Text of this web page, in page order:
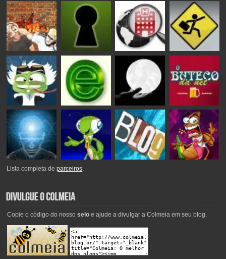
Lista completa deparceiros.
Copie o código do nosso seloe ajude a divulgar a Colmeia em seu blog.